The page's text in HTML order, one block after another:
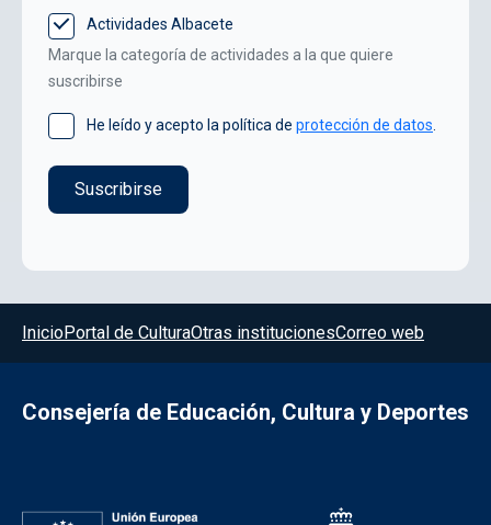
Actividades Albacete
Marque la categoría de actividades a la que quiere
suscribirse
He leído y acepto la política de protección de datos
Menú del pie
InicioPortal de CulturaOtras institucionesCorreo web
Consejería de Educación, Cultura y Deportes